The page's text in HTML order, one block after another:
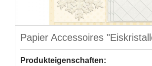
Papier Accessoires
Produkteigenschaften: